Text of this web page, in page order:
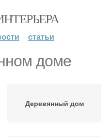
статьи
доме
Деревянный дом